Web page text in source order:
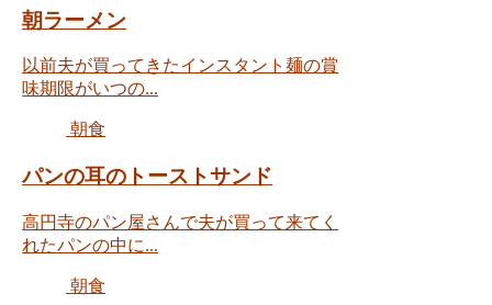
朝ラーメン
以前夫が買ってきたインスタント麺の賞
味期限がいつの...
朝食
パンの耳のトーストサンド
高円寺のパン屋さんで夫が買って来てく
れたパンの中に...
朝食